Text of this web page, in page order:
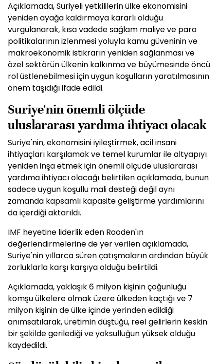
Açıklamada, Suriyeli yetkililerin ülke ekonomisini
yeniden ayağa kaldırmaya kararlı olduğu
vurgulanarak, kısa vadede sağlam maliye ve para
politikalarının izlenmesi yoluyla kamu güveninin ve
makroekonomik istikrarın yeniden sağlanması ve
özel sektörün ülkenin kalkınma ve büyümesinde öncü
rol üstlenebilmesi için uygun koşulların yaratılmasının
önem taşıdığı ifade edildi.
Suriye'nin önemli ölçüde
uluslararası yardıma ihtiyacı olacak
Suriye'nin, ekonomisini iyileştirmek, acil insani
ihtiyaçları karşılamak ve temel kurumlar ile altyapıyı
yeniden inşa etmek için önemli ölçüde uluslararası
yardıma ihtiyacı olacağı belirtilen açıklamada, bunun
sadece uygun koşullu mali desteği değil aynı
zamanda kapsamlı kapasite geliştirme yardımlarını
da içerdiği aktarıldı.
IMF heyetine liderlik eden Rooden'ın
değerlendirmelerine de yer verilen açıklamada,
Suriye'nin yıllarca süren çatışmaların ardından büyük
zorluklarla karşı karşıya olduğu belirtildi.
Açıklamada, yaklaşık 6 milyon kişinin çoğunluğu
komşu ülkelere olmak üzere ülkeden kaçtığı ve 7
milyon kişinin de ülke içinde yerinden edildiği
anımsatılarak, üretimin düştüğü, reel gelirlerin keskin
bir şekilde gerilediği ve yoksulluğun yüksek olduğu
kaydedildi.